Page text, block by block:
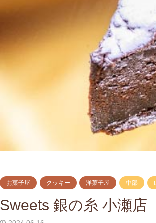
お菓子屋 クッキー 洋菓子屋 中部
Sweets 銀の糸 小瀬店